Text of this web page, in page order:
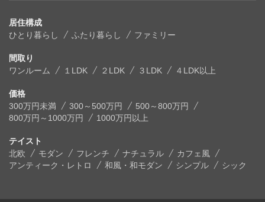
居住構成
ひとり暮らし
ふたり暮らし ファミリー
間取り
ワンルーム
１LDK ２LDK ３LDK ４LDK以上
価格
300万円未満
300～500万円
500～800万円
800万円～1000万円
1000万円以上
テイスト
北欧
モダン フレンチ ナチュラル
カフェ風
アンティーク・レトロ
和風・和モダン シンプル シック